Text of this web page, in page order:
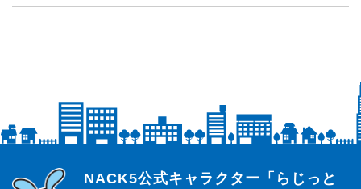
らじっと君
NACK5公式キャラクター「らじっと